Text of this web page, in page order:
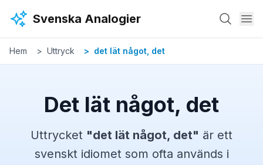
Svenska Analogier
Hem Uttryck det lät något, det
Det lät något, det
Uttrycket "det lät något, det" är ett
svenskt idiomet som ofta används i